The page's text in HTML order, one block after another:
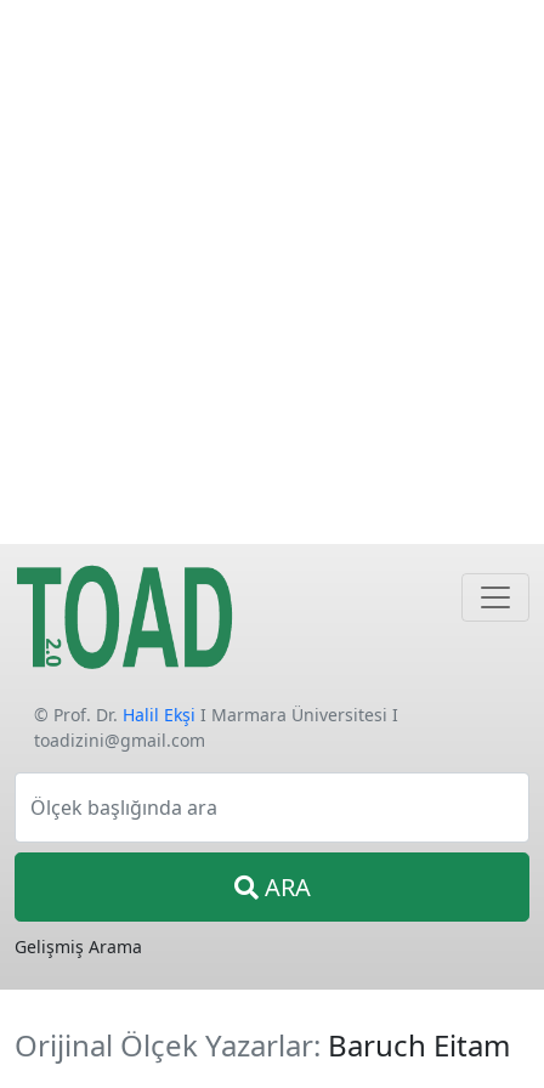
© Prof. Dr. Halil Ekşi I Marmara Üniversitesi I
toadizini@gmail.com
Ölçek başlığında ara
ARA
Gelişmiş Arama
Orijinal Ölçek Yazarlar: Baruch Eitam